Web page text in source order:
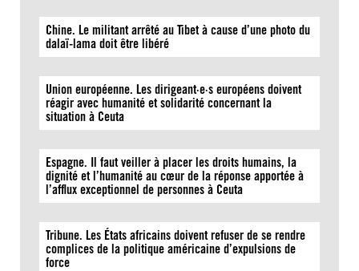
Chine. Le militant arrêté au Tibet à cause d’une photo du
dalaï-lama doit être libéré
Union européenne. Les dirigeant·e·s européens doivent
réagir avec humanité et solidarité concernant la
situation à Ceuta
Espagne. Il faut veiller à placer les droits humains, la
dignité et l’humanité au cœur de la réponse apportée à
l’afflux exceptionnel de personnes à Ceuta
Tribune. Les États africains doivent refuser de se rendre
complices de la politique américaine d’expulsions de
force